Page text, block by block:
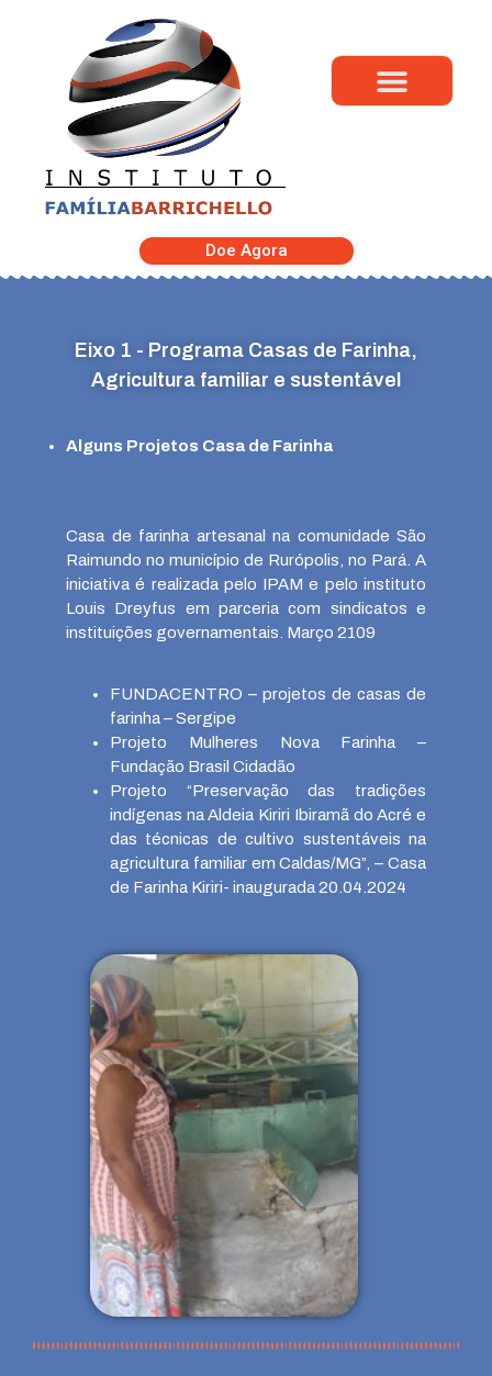
Doe Agora
Eixo 1 - Programa Casas de Farinha,
Agricultura familiar e sustentável
Alguns Projetos Casa de Farinha
Casa de farinha artesanal na comunidade São
Raimundo no município de Rurópolis, no Pará. A
iniciativa é realizada pelo IPAM e pelo instituto
Louis Dreyfus em parceria com sindicatos e
instituições governamentais. Março 2109
FUNDACENTRO – projetos de casas de
farinha – Sergipe
Projeto Mulheres Nova Farinha –
Fundação Brasil Cidadão
Projeto “Preservação das tradições
indígenas na Aldeia Kiriri Ibiramã do Acré e
das técnicas de cultivo sustentáveis na
agricultura familiar em Caldas/MG”, – Casa
de Farinha Kiriri- inaugurada 20.04.2024